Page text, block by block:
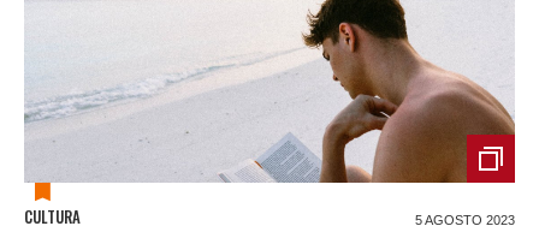
CULTURA 5 AGOSTO 2023